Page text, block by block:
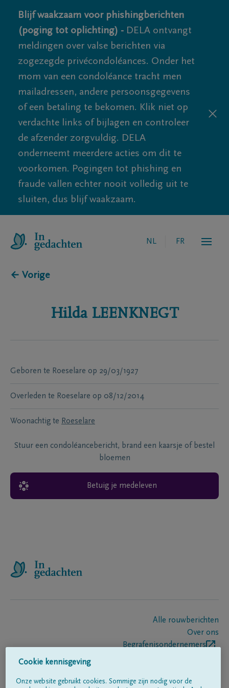
Blijf waakzaam voor phishingberichten
(poging tot oplichting) - DELA ontvangt
meldingen over valse berichten via
zogezegde privécondoléances. Onder het
mom van een condoléance tracht men
mailadressen, andere persoonsgegevens
of een betaling te bekomen. Klik niet op
verdachte links of bijlagen en controleer
de afzender zorgvuldig. DELA
onderneemt meerdere acties om dit te
voorkomen. Pogingen tot phishing en
fraude vallen echter nooit volledig uit te
sluiten, dus blijf waakzaam.
NL FR
← Vorige
Hilda LEENKNEGT
Geboren te Roeselare op 29/03/1927
Overleden te Roeselare op 08/12/2014
Woonachtig te Roeselare
Stuur een condoléancebericht, brand een kaarsje of bestel
bloemen
Betuig je medeleven
Alle rouwberichten
Over ons
Begrafenisondernemers
Cookie kennisgeving
Onze website gebruikt cookies. Sommige zijn nodig voor de